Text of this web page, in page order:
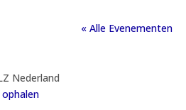
« Alle Evenementen
Nederland